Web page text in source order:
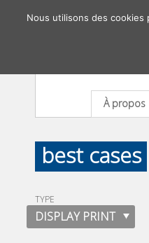
À propos
best cases
TYPE
DISPLAY PRINT
Nous utilisons des